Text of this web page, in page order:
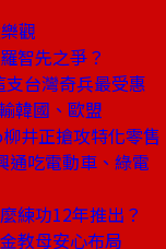
觀
智先之爭？
台灣奇兵最受惠
韓國、歐盟
井正搶攻特化零售
吃電動車、綠電
練功12年推出？
教母安心布局